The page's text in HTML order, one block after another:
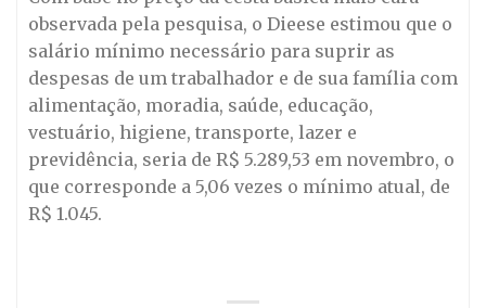
observada pela pesquisa, o Dieese estimou que o
salário mínimo necessário para suprir as
despesas de um trabalhador e de sua família com
alimentação, moradia, saúde, educação,
vestuário, higiene, transporte, lazer e
previdência, seria de R$ 5.289,53 em novembro, o
que corresponde a 5,06 vezes o mínimo atual, de
R$ 1.045.